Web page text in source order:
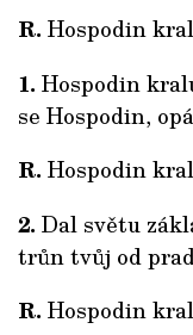
R. Hospodin
1. Hospodin
se Hospodin,
R. Hospodin
2. Dal světu
trůn tvůj od
R. Hospodin